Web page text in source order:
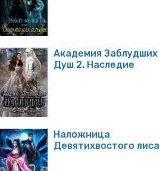
Академия Заблудших
Душ 2. Наследие
Наложница
Девятихвостого лиса